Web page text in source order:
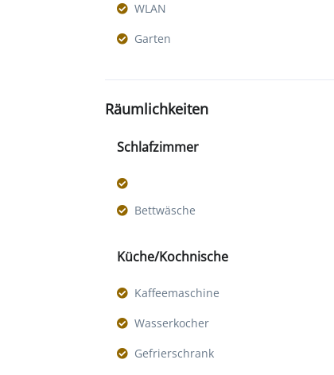
WLAN
Garten
Räumlichkeiten
Schlafzimmer
Bettwäsche
Küche/Kochnische
Kaffeemaschine
Wasserkocher
Gefrierschrank